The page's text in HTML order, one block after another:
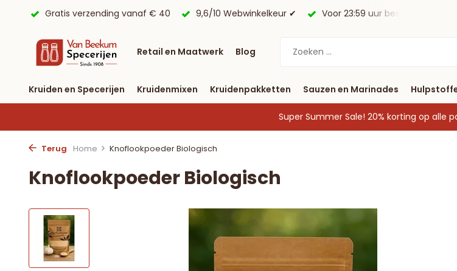
9,6/10 Webwinkelkeur ✔ Voor 23:59 uur besteld, morgen in huis*. Gratis verzending
Retail en Maatwerk Blog
Kruiden en Specerijen Kruidenmixen Kruidenpakketten Sauzen en Marinades
Super Summer Sale! 20% korting op alle
Terug Home Knoflookpoeder Biologisch
Knoflookpoeder Biologisch